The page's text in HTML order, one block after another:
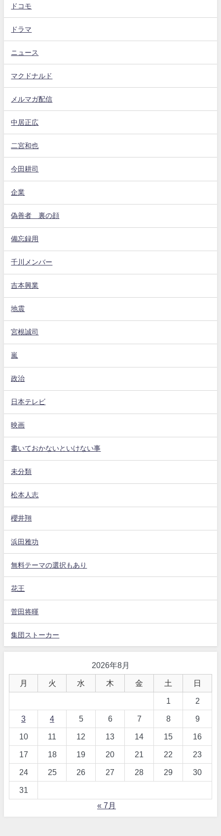
ドコモ
ドラマ
ニュース
マクドナルド
メルマガ配信
中居正広
二宮和也
今田耕司
企業
偽善者 裏の顔
備忘録用
千川メンバー
吉本興業
地震
宮根誠司
嵐
政治
日本テレビ
映画
書いておかないといけない事
未分類
松本人志
櫻井翔
浜田雅功
無料テーマの選択もあり
花王
菅田将暉
集団ストーカー
2026年8月
月 火 水 木 金 土 日
1 2
3 4 5 6 7 8 9
10 11 12 13 14 15 16
17 18 19 20 21 22 23
24 25 26 27 28 29 30
31
« 7月